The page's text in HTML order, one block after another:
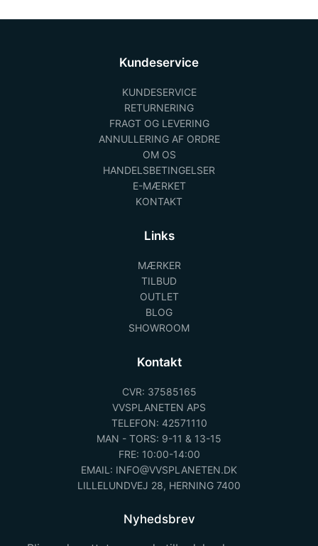
Kundeservice
KUNDESERVICE
RETURNERING
FRAGT OG LEVERING
ANNULLERING AF ORDRE
OM OS
HANDELSBETINGELSER
E-MÆRKET
KONTAKT
Links
MÆRKER
TILBUD
OUTLET
BLOG
SHOWROOM
Kontakt
CVR: 37585165
VVSPLANETEN APS
TELEFON: 42571110
MAN - TORS: 9-11 & 13-15
FRE: 10:00-14:00
EMAIL: INFO@VVSPLANETEN.DK
LILLELUNDVEJ 28, HERNING 7400
Nyhedsbrev